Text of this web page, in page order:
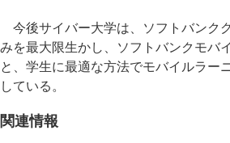
今後サイバー大学は、ソフトバンク
みを最大限生かし、ソフトバンクモバ
と、学生に最適な方法でモバイルラー
している。
関連情報